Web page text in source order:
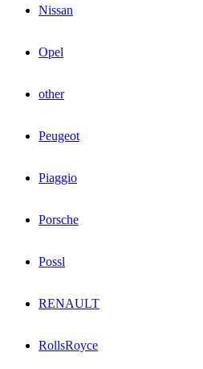
Nissan
Opel
other
Peugeot
Piaggio
Porsche
Possl
RENAULT
RollsRoyce